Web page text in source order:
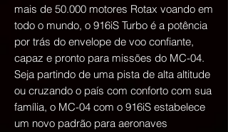
mais de 50.000 motores Rotax voando em
todo o mundo, o 916iS Turbo é a potência
por trás do envelope de voo confiante,
capaz e pronto para missões do MC-04.
Seja partindo de uma pista de alta altitude
ou cruzando o país com conforto com sua
família, o MC-04 com o 916iS estabelece
um novo padrão para aeronaves